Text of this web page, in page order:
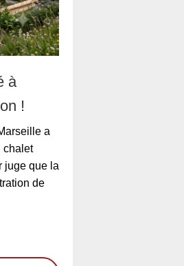
à
!
a
chalet
juge que la
de